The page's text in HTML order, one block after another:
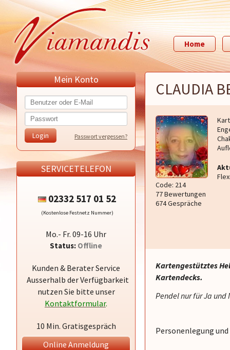
Home
Mein Konto
Passwort vergessen?
SERVICETELEFON
02332 517 01 52
(Kostenlose Festnetz Nummer)
Mo.- Fr. 09-16 Uhr
Status: Offline
Kunden & Berater Service
Ausserhalb der Verfügbarkeit
nutzen Sie bitte unser
Kontaktformular.
10 Min. Gratisgespräch
Online Anmeldung
CLAUDIA
Code: 214
77 Bewertungen
674 Gespräche
Kartengestütztes
Kartendecks.
Pendel nur für Ja und
Personenlegung